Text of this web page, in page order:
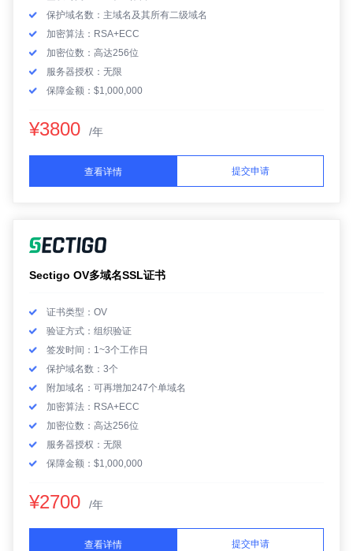
保护域名数：主域名及其所有二级域名
加密算法：RSA+ECC
加密位数：高达256位
服务器授权：无限
保障金额：$1,000,000
¥3800 /年
查看详情 提交申请
Sectigo OV多域名SSL证书
证书类型：OV
验证方式：组织验证
签发时间：1~3个工作日
保护域名数：3个
附加域名：可再增加247个单域名
加密算法：RSA+ECC
加密位数：高达256位
服务器授权：无限
保障金额：$1,000,000
¥2700 /年
查看详情 提交申请